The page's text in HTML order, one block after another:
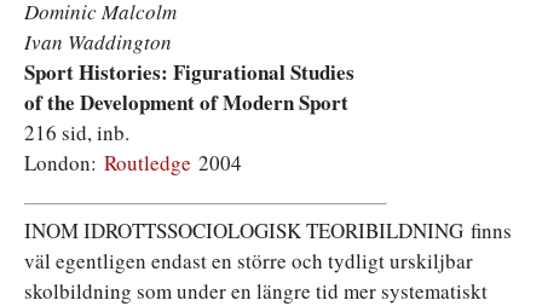
Dominic Malcolm
Ivan Waddington
Sport Histories: Figurational Studies
of the Development of Modern Sport
216 sid, inb.
London: Routledge 2004
INOM IDROTTSSOCIOLOGISK TEORIBILDNING finns
väl egentligen endast en större och tydligt urskiljbar
skolbildning som under en längre tid mer systematiskt